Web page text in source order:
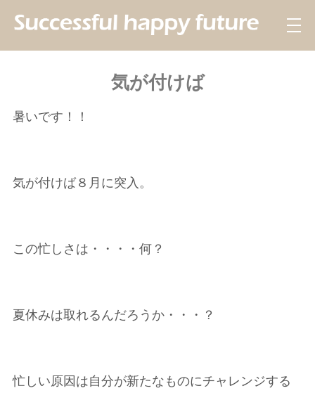
気が付けば
暑いです！！
気が付けば８月に突入。
この忙しさは・・・・何？
夏休みは取れるんだろうか・・・？
忙しい原因は自分が新たなものにチャレンジする